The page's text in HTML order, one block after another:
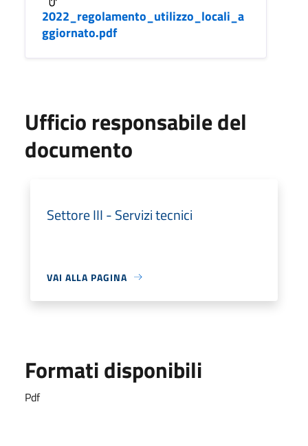
2022_regolamento_utilizzo_locali_a
ggiornato.pdf
Ufficio responsabile del
documento
Settore III - Servizi tecnici
VAI ALLA PAGINA
Formati disponibili
Pdf